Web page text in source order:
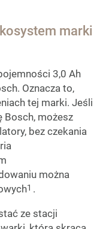
marki
3,0 Ah
Oznacza to,
tej marki. Jeśli
Bosch, możesz
bez czekania
można
1 .
ze stacji